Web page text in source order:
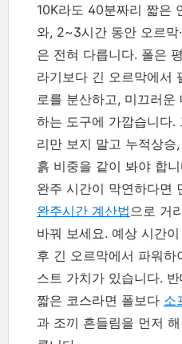
10K라도 40분짜리 짧은
와, 2~3시간 동안 오르막
은 전혀 다릅니다. 폴은
라기보다 긴 오르막에서
로를 분산하고, 미끄러
하는 도구에 가깝습니다.
리만 보지 말고 누적상승,
흙 비중을 같이 봐야 합
완주 시간이 막연하다면
완주시간 계산법 으로 거
바꿔 보세요. 예상 시간
후 긴 오르막에서 파워하
스트 가치가 있습니다.
짧은 코스라면 폴보다 소
과 조끼 흔들림을 먼저